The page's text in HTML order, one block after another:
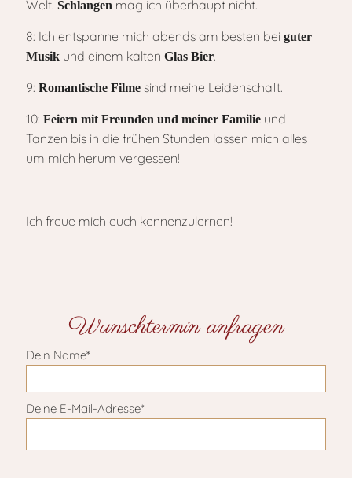
Welt. Schlangen mag ich überhaupt nicht.
8: Ich entspanne mich abends am besten bei guter
Musik und einem kalten Glas Bier.
9: Romantische Filme sind meine Leidenschaft.
10: Feiern mit Freunden und meiner Familie und
Tanzen bis in die frühen Stunden lassen mich alles
um mich herum vergessen!
Ich freue mich euch kennenzulernen!
Wunschtermin anfragen
Dein Name*
Deine E-Mail-Adresse*